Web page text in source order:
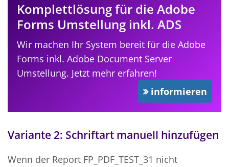
Komplettlösung für die Adobe
Forms Umstellung inkl. ADS
Wir machen Ihr System bereit für die Adobe
Forms inkl. Adobe Document Server
Umstellung. Jetzt mehr erfahren!
informieren
Variante 2: Schriftart manuell hinzufügen
Wenn der Report FP_PDF_TEST_31 nicht